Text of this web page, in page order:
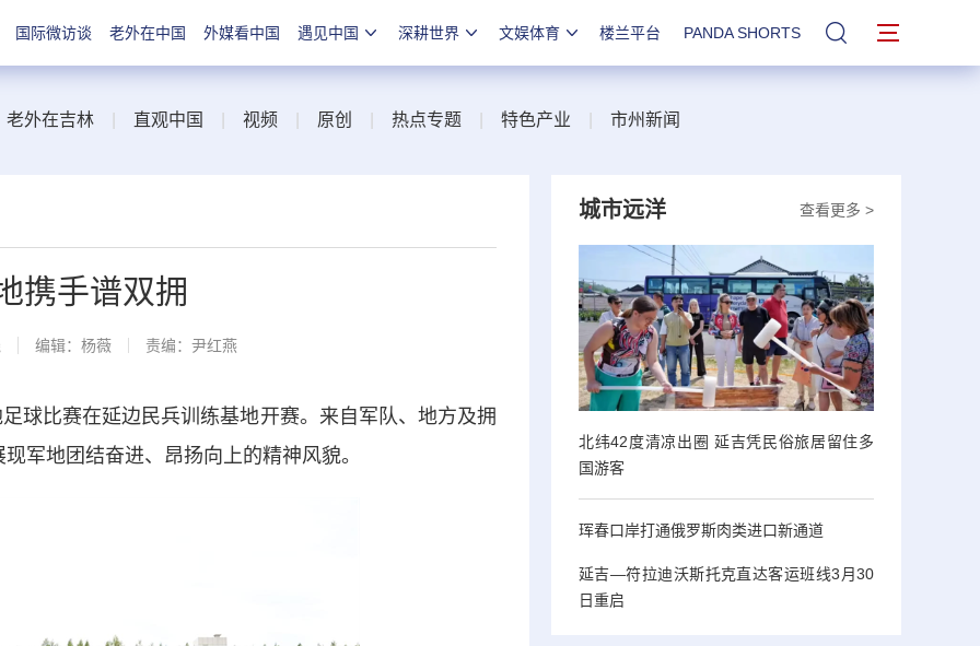
国际微访谈 老外在中国 外媒看中国 遇见中国 深耕世界 文娱体育 楼兰平台 PANDA SHORTS 站内搜索
老外在吉林 直观中国 视频 原创 热点专题 特色产业 市州新闻
携手谱双拥
编辑：杨薇 责编：尹红燕
比赛在延边民兵训练基地开赛。来自军队、地方及拥
军地团结奋进、昂扬向上的精神风貌。
查看更多 >
城市远洋
北纬42度清凉出圈 延吉凭民俗旅居留住多
国游客
珲春口岸打通俄罗斯肉类进口新通道
延吉—符拉迪沃斯托克直达客运班线3月30
日重启